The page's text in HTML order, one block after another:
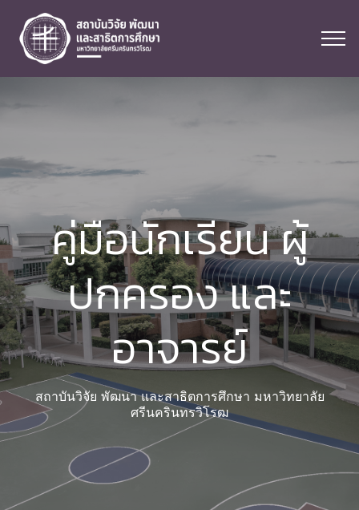
คู่มือนักเรียน ผู้
ปกครอง และ
อาจารย์
สถาบันวิจัย พัฒนา และสาธิตการศึกษา มหาวิทยาลัย
ศรีนครินทรวิโรฒ